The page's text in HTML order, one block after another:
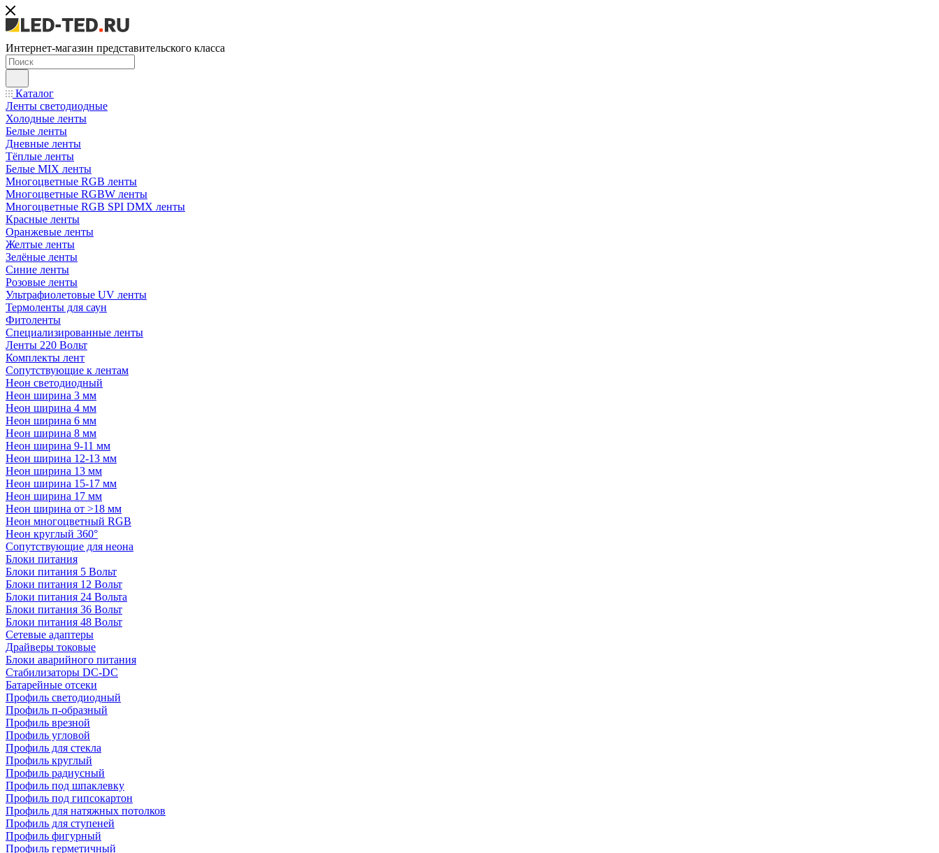
Интернет-магазин представительского класса
Каталог
Ленты светодиодные
Холодные ленты
Белые ленты
Дневные ленты
Тёплые ленты
Белые MIX ленты
Многоцветные RGB ленты
Многоцветные RGBW ленты
Многоцветные RGB SPI DMX ленты
Красные ленты
Оранжевые ленты
Желтые ленты
Зелёные ленты
Синие ленты
Розовые ленты
Ультрафиолетовые UV ленты
Термоленты для саун
Фитоленты
Специализированные ленты
Ленты 220 Вольт
Комплекты лент
Сопутствующие к лентам
Неон светодиодный
Неон ширина 3 мм
Неон ширина 4 мм
Неон ширина 6 мм
Неон ширина 8 мм
Неон ширина 9-11 мм
Неон ширина 12-13 мм
Неон ширина 13 мм
Неон ширина 15-17 мм
Неон ширина 17 мм
Неон ширина от >18 мм
Неон многоцветный RGB
Неон круглый 360°
Сопутствующие для неона
Блоки питания
Блоки питания 5 Вольт
Блоки питания 12 Вольт
Блоки питания 24 Вольта
Блоки питания 36 Вольт
Блоки питания 48 Вольт
Сетевые адаптеры
Драйверы токовые
Блоки аварийного питания
Стабилизаторы DC-DC
Батарейные отсеки
Профиль светодиодный
Профиль п-образный
Профиль врезной
Профиль угловой
Профиль для стекла
Профиль круглый
Профиль радиусный
Профиль под шпаклевку
Профиль под гипсокартон
Профиль для натяжных потолков
Профиль для ступеней
Профиль фигурный
Профиль герметичный